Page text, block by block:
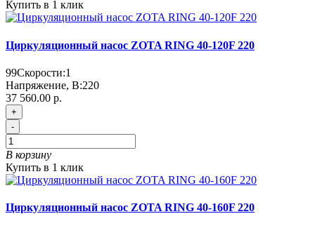
Купить в 1 клик
Циркуляционный насос ZOTA RING 40-120F 220
99Скорости:1
Напряжение, В:220
37 560.00 р.
+
-
В корзину
Купить в 1 клик
Циркуляционный насос ZOTA RING 40-160F 220